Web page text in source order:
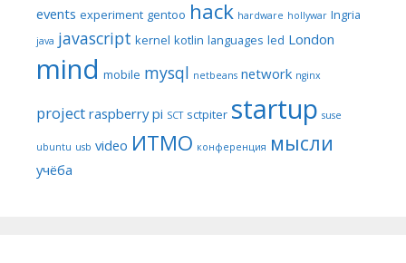
events experiment gentoo hack hardware hollywar Ingria
java javascript kernel kotlin languages led London
mind mobile mysql netbeans network nginx
project raspberry pi SCT sctpiter startup suse
ubuntu usb video ИТМО конференция мысли
учёба